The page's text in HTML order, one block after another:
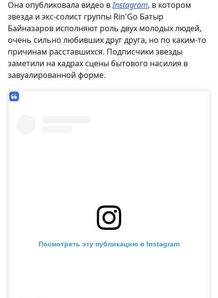
Она опубликовала видео вInstagram, в котором
звезда и экс-солист группы Rin'Go Батыр
Байназаров исполняют роль двух молодых людей,
очень сильно любивших друг друга, но по каким-то
причинам расставшихся. Подписчики звезды
заметили на кадрах сцены бытового насилия в
завуалированной форме.
Посмотреть эту публикацию в Instagram